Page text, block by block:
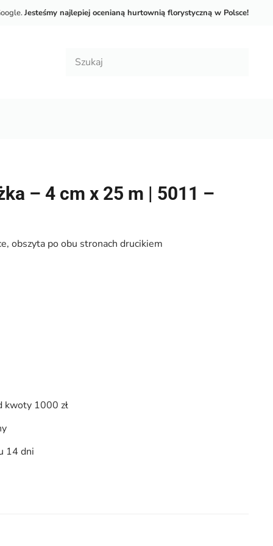
Jesteśmy najlepiej ocenianą hurtownią florystyczną w Polsce!
– 4 cm x 25 m | 5011 –
obszyta po obu stronach drucikiem
kwoty 1000 zł
14 dni